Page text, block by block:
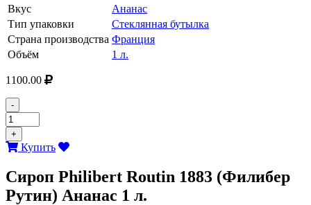
Вкус
Ананас
Тип упаковки
Стеклянная бутылка
Страна производства Франция
Объём
1 л.
1100.00
-
+
Купить
Сироп Philibert Routin 1883 (Филибер
Рутин) Ананас 1 л.